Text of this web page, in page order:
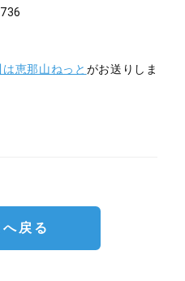
恵那山ねっと がお送りしま
戻る